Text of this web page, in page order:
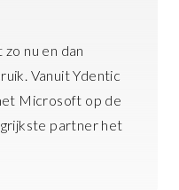
nu en dan
Vanuit Ydentic
Microsoft op de
partner het